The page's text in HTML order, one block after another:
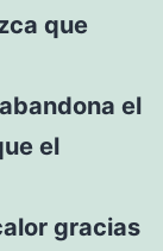
que
el
el
gracias